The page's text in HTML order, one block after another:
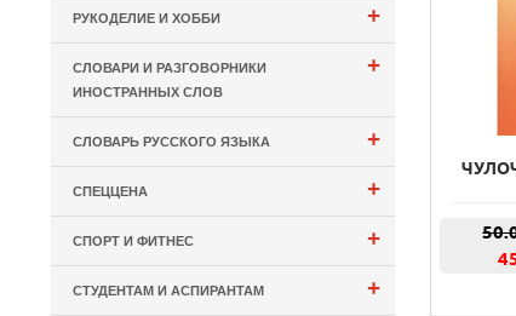
+
РУКОДЕЛИЕ И ХОББИ
+
СЛОВАРИ И РАЗГОВОРНИКИ
ИНОСТРАННЫХ СЛОВ
+
СЛОВАРЬ РУССКОГО ЯЗЫКА
+
СПЕЦЦЕНА
+
СПОРТ И ФИТНЕС
+
СТУДЕНТАМ И АСПИРАНТАМ